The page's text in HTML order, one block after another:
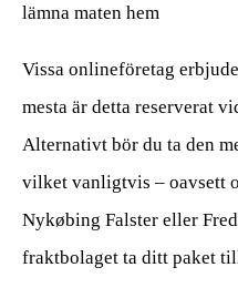
lämna maten hem
Vissa onlineföretag
mesta är detta reserverat
Alternativt bör du ta den
vilket vanligtvis – oavsett
Nykøbing Falster eller
fraktbolaget ta ditt paket